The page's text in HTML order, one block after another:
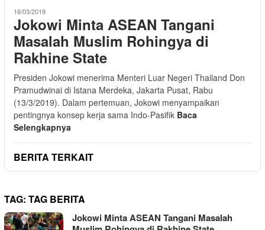
16/03/2019
Jokowi Minta ASEAN Tangani
Masalah Muslim Rohingya di
Rakhine State
Presiden Jokowi menerima Menteri Luar Negeri Thailand Don
Pramudwinai di Istana Merdeka, Jakarta Pusat, Rabu
(13/3/2019). Dalam pertemuan, Jokowi menyampaikan
pentingnya konsep kerja sama Indo-Pasifik Baca
Selengkapnya
BERITA TERKAIT
TAG: TAG BERITA
Jokowi Minta ASEAN Tangani Masalah